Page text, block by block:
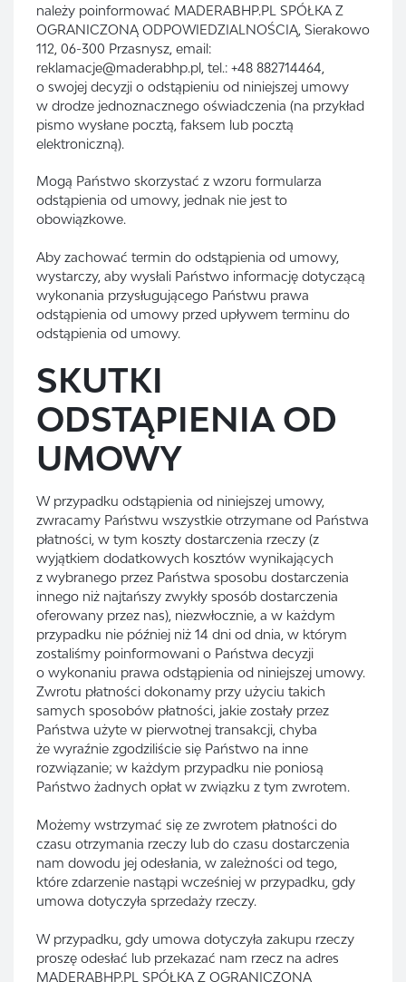
należy poinformować MADERABHP.PL SPÓŁKA Z
OGRANICZONĄ ODPOWIEDZIALNOŚCIĄ, Sierakowo
112, 06-300 Przasnysz, email:
reklamacje@maderabhp.pl, tel.: +48 882714464,
o swojej decyzji o odstąpieniu od niniejszej umowy
w drodze jednoznacznego oświadczenia (na przykład
pismo wysłane pocztą, faksem lub pocztą
elektroniczną).
Mogą Państwo skorzystać z wzoru formularza
odstąpienia od umowy, jednak nie jest to
obowiązkowe.
Aby zachować termin do odstąpienia od umowy,
wystarczy, aby wysłali Państwo informację dotyczącą
wykonania przysługującego Państwu prawa
odstąpienia od umowy przed upływem terminu do
odstąpienia od umowy.
SKUTKI
ODSTĄPIENIA OD
UMOWY
W przypadku odstąpienia od niniejszej umowy,
zwracamy Państwu wszystkie otrzymane od Państwa
płatności, w tym koszty dostarczenia rzeczy (z
wyjątkiem dodatkowych kosztów wynikających
z wybranego przez Państwa sposobu dostarczenia
innego niż najtańszy zwykły sposób dostarczenia
oferowany przez nas), niezwłocznie, a w każdym
przypadku nie później niż 14 dni od dnia, w którym
zostaliśmy poinformowani o Państwa decyzji
o wykonaniu prawa odstąpienia od niniejszej umowy.
Zwrotu płatności dokonamy przy użyciu takich
samych sposobów płatności, jakie zostały przez
Państwa użyte w pierwotnej transakcji, chyba
że wyraźnie zgodziliście się Państwo na inne
rozwiązanie; w każdym przypadku nie poniosą
Państwo żadnych opłat w związku z tym zwrotem.
Możemy wstrzymać się ze zwrotem płatności do
czasu otrzymania rzeczy lub do czasu dostarczenia
nam dowodu jej odesłania, w zależności od tego,
które zdarzenie nastąpi wcześniej w przypadku, gdy
umowa dotyczyła sprzedaży rzeczy.
W przypadku, gdy umowa dotyczyła zakupu rzeczy
proszę odesłać lub przekazać nam rzecz na adres
MADERABHP.PL SPÓŁKA Z OGRANICZONĄ